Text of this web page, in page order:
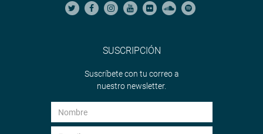
SUSCRIPCIÓN
Suscríbete con tu correo a
nuestro newsletter.